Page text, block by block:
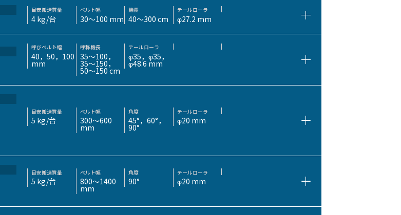
目安搬送質量
4 kg/台
ベルト幅
30～100 mm
機長
40～300 cm
テールローラ
φ27.2 mm
呼びベルト幅
40，50，100
mm
呼称機長
35〜100，
35〜150，
50〜150 cm
テールローラ
φ35，φ35，
φ48.6 mm
目安搬送質量
5 kg/台
ベルト幅
300～600
mm
角度
45°，60°，
90°
テールローラ
φ20 mm
目安搬送質量
5 kg/台
ベルト幅
800～1400
mm
角度
90°
テールローラ
φ20 mm